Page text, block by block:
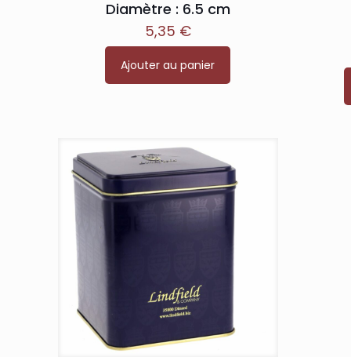
Diamètre : 6.5 cm
5,35 €
Ajouter au panier